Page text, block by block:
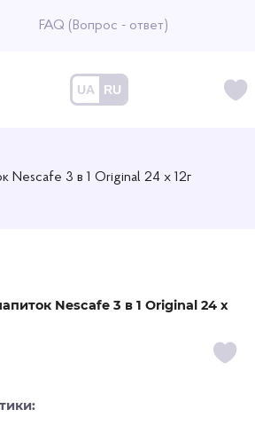
FAQ (Вопрос - ответ)
UA RU
Nescafe 3 в 1 Original 24 х 12г
Nescafe 3 в 1 Original 24 х